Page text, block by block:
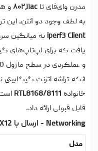
مدرن وای‌فای تا ۸۰۲٫۱۱ac
به لطف وجود دو آنتن، این
iperf3 Client به میانگین
یافت که برای لپ‌تاپ‌های
خانواده RTL8168/8111
قابل قبولی ارائه داد.
Networking - ارسال با iperf3 AX12
مدل